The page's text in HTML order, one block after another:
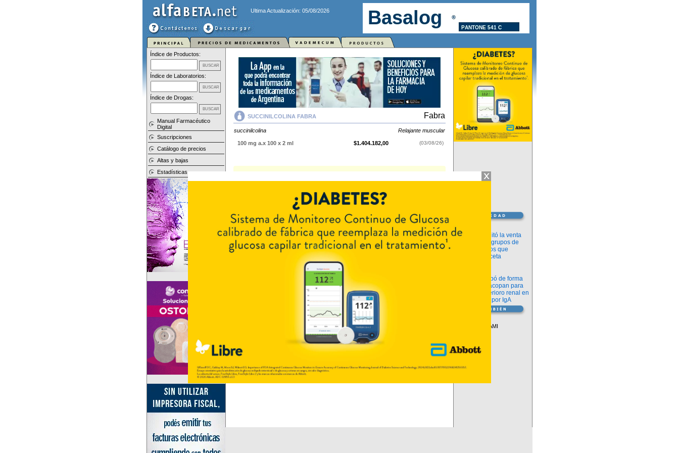
Ultima Actualización: 05/08/2026
Índice de Productos:
Índice de Laboratorios:
Índice de Drogas:
Manual Farmacéutico
Digital
Suscripciones
Catálogo de precios
Altas y bajas
Estadísticas
SUCCINILCOLINA FABRA Fabra
succinilcolina Relajante muscular
100 mg a.x 100 x 2 ml $1.404.182,00 (03/08/26)
disponible.
Explorar más
Otros productos consuccinilcolina
Otros productos de
Fabra
Información
ANMAT habilitó la venta
libre de diez grupos de
medicamentos que
requerían receta
La FDA aprobó de forma
definitiva iptacopan para
frenar el deterioro renal en
la nefropatía por IgA
Descuentos PAMI